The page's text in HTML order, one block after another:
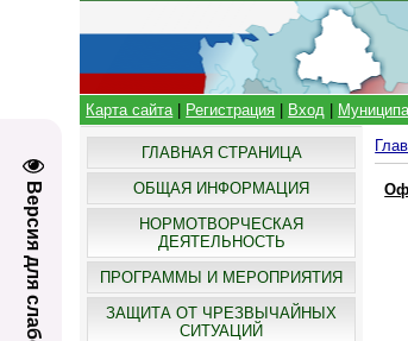
Карта сайта| Регистрация Вход
ГЛАВНАЯ СТРАНИЦА
ОБЩАЯ ИНФОРМАЦИЯ
НОРМОТВОРЧЕСКАЯ
ДЕЯТЕЛЬНОСТЬ
ПРОГРАММЫ И МЕРОПРИЯТИЯ
ЗАЩИТА ОТ ЧРЕЗВЫЧАЙНЫХ
СИТУАЦИЙ